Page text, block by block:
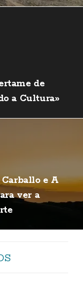
de
a Cultura»
Carballo e A
ver a